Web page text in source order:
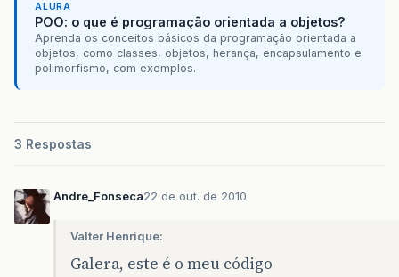
ALURA
POO: o que é programação orientada a objetos?
Aprenda os conceitos básicos da programação orientada a
objetos, como classes, objetos, herança, encapsulamento e
polimorfismo, com exemplos.
3 Respostas
Andre_Fonseca22 de out. de 2010
Valter Henrique:
Galera, este é o meu código